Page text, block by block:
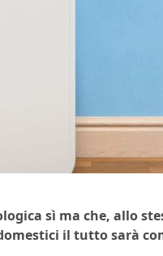
sì ma che, allo
il tutto sarà